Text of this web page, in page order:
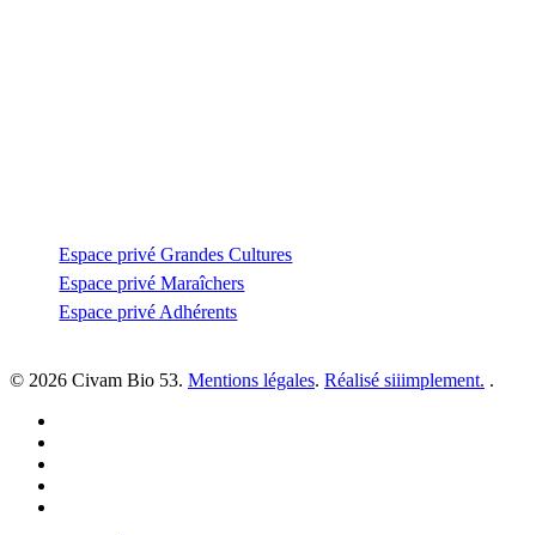
Espace privé Grandes Cultures
Espace privé Maraîchers
Espace privé Adhérents
© 2026 Civam Bio 53. Mentions légales. Réalisé siiimplement. .